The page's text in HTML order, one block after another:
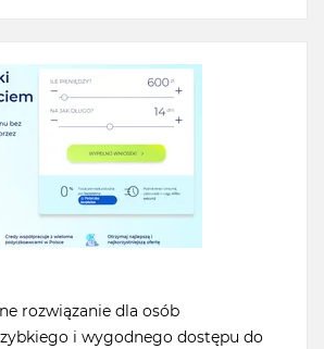
rozwiązanie dla osób
i wygodnego dostępu do